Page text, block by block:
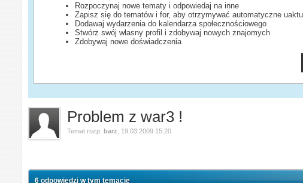
Rozpoczynaj nowe tematy i odpowiedaj na inne
Zapisz się do tematów i for, aby otrzymywać automatyczne
Dodawaj wydarzenia do kalendarza społecznościowego
Stwórz swój własny profil i zdobywaj nowych znajomych
Zdobywaj nowe doświadczenia
Problem z war3 !
Temat rozp. barz 19.03.2009 15:20
6 odpowiedzi w tym temacie